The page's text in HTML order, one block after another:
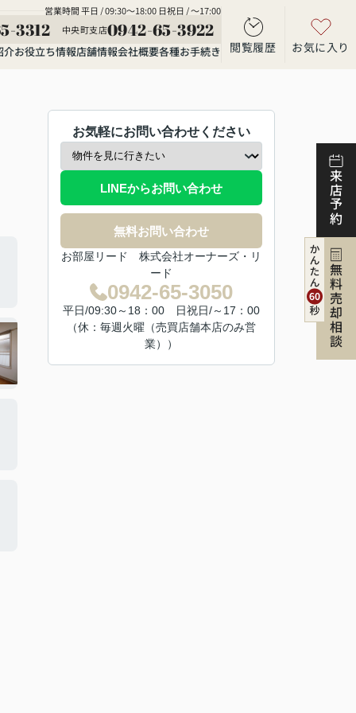
営業時間 平日 / 09:30～18:00 日祝日 / ～17:00
3312 中央町支店0942-65-3922
介お役立ち情報店舗情報会社概要各種お手続き 閲覧履歴 お気に入り
来店予約
無料売却相談
お気軽にお問い合わせください
LINEからお問い合わせ
無料お問い合わせ
お部屋リード 株式会社オーナーズ・リ
ード
0942-65-3050
平日/09:30～18：00 日祝日/～17：00
（休：毎週火曜（売買店舗本店のみ営
業））